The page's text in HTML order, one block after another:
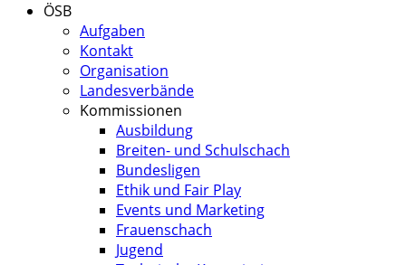
ÖSB
Aufgaben
Kontakt
Organisation
Landesverbände
Kommissionen
Ausbildung
Breiten- und Schulschach
Bundesligen
Ethik und Fair Play
Events und Marketing
Frauenschach
Jugend